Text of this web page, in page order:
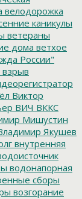
велодорожка
каникулы
ветераны
дома ветхое
России"
взрыв
Виктор
ВИЧ ВККС
Мишустин
Якушев
внутренняя
водонапорная
сборы
возгорание